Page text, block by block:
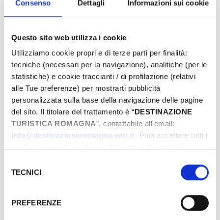
Consenso Dettagli Informazioni sui cookie
Questo sito web utilizza i cookie
Utilizziamo cookie propri e di terze parti per finalità:
tecniche (necessari per la navigazione), analitiche (per le
statistiche) e cookie traccianti / di profilazione (relativi
alle Tue preferenze) per mostrarti pubblicità
personalizzata sulla base della navigazione delle pagine
del sito. Il titolare del trattamento è “DESTINAZIONE
TURISTICA ROMAGNA”, contattabile all'email:
info@destinazioneromagna.emr.it. Puoi accettare tutti i
gestire le tue preferenze facendo clic su “Personalizza”.
Qualora acconsenti a tutti i cookie i Tuoi dati potranno
attualmente non fornisce garanzie idonee per il
delTECNICI
PREFERENZE
Les événements peuvent faire l'objet de
modifications. Contactez toujours les
organisateurs avant de vous rendre sur place.
­OÙ